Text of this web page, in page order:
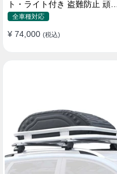
ト・ライト付き 盗難防止 頑丈
安定 分離式 大容量 ベースキャ
全車種対応
¥ 74,000 (税込)